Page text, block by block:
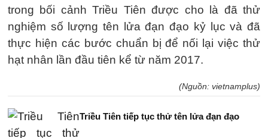
trong bối cảnh Triều Tiên được cho là đã thử
nghiệm số lượng tên lửa đạn đạo kỷ lục và đã
thực hiện các bước chuẩn bị để nối lại việc thử
hạt nhân lần đầu tiên kể từ năm 2017.
(Nguồn: vietnamplus)
Triều Tiên tiếp tục thử tên lửa đạn đạo